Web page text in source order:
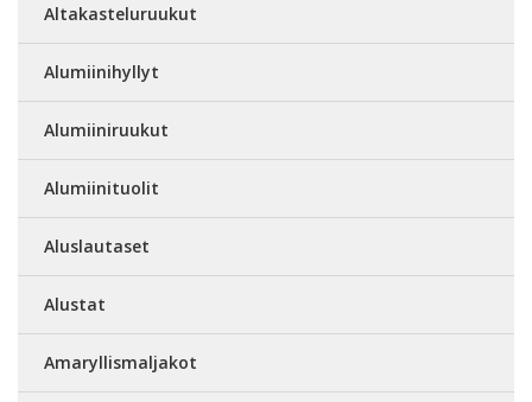
Altakasteluruukut
Alumiinihyllyt
Alumiiniruukut
Alumiinituolit
Aluslautaset
Alustat
Amaryllismaljakot